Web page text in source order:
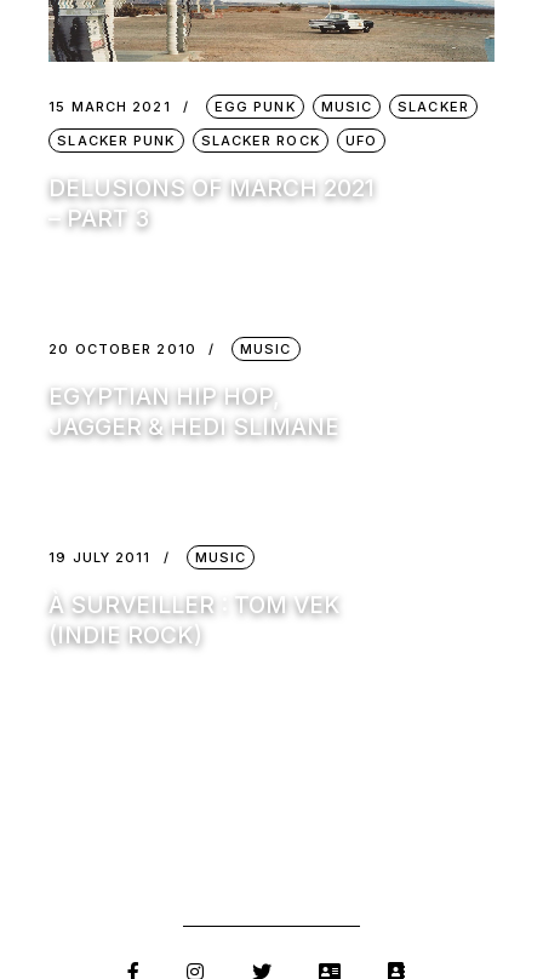
15 MARCH 2021 EGG PUNK MUSIC
SLACKER
SLACKER PUNK
SLACKER ROCK UFO
DELUSIONS OF MARCH 2021
– PART 3
20 OCTOBER 2010 MUSIC
EGYPTIAN HIP HOP,
JAGGER & HEDI SLIMANE
19 JULY 2011 MUSIC
À SURVEILLER : TOM VEK
(INDIE ROCK)